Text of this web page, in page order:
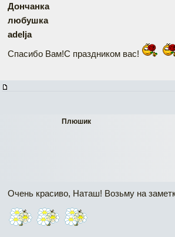
Дончанка
любушка
adelja
Спасибо Вам!С праздником вас!
Плюшик
Очень красиво, Наташ! Возьму на